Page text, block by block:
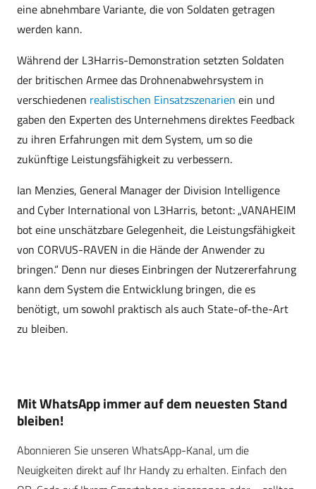
eine abnehmbare Variante, die von Soldaten getragen
werden kann.
Während der L3Harris-Demonstration setzten Soldaten
der britischen Armee das Drohnenabwehrsystem in
verschiedenen realistischen Einsatzszenarien ein und
gaben den Experten des Unternehmens direktes Feedback
zu ihren Erfahrungen mit dem System, um so die
zukünftige Leistungsfähigkeit zu verbessern.
Ian Menzies, General Manager der Division Intelligence
and Cyber International von L3Harris, betont: „VANAHEIM
bot eine unschätzbare Gelegenheit, die Leistungsfähigkeit
von CORVUS-RAVEN in die Hände der Anwender zu
bringen.“ Denn nur dieses Einbringen der Nutzererfahrung
kann dem System die Entwicklung bringen, die es
benötigt, um sowohl praktisch als auch State-of-the-Art
zu bleiben.
Mit WhatsApp immer auf dem neuesten Stand
bleiben!
Abonnieren Sie unseren WhatsApp-Kanal, um die
Neuigkeiten direkt auf Ihr Handy zu erhalten. Einfach den